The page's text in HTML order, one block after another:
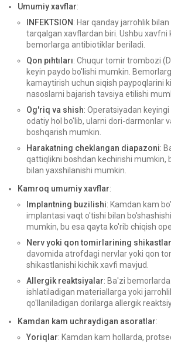
Umumiy xavflar:
INFEKTSION: Har qanday jarrohlik
tarqalgan xavflardan biri. Ushbu xavfni
bemorlarga antibiotiklar beriladi.
Qon pıhtıları: Chuqur tomir trombozi
keyin paydo bo'lishi mumkin.
kamaytirish uchun siqish paypoqlarini
nasoslarni bajarish tavsiya etilishi
Og'riq va shish: Operatsiyadan
odatiy hol bo'lib, ularni dori-darmonlar
boshqarish mumkin.
Harakatning cheklangan diapazoni:
qattiqlikni boshdan kechirishi mumkin,
bilan yaxshilanishi mumkin.
Kamroq umumiy xavflar:
Implantning buzilishi: Kamdan kam
implantasi vaqt o'tishi bilan
mumkin, bu esa qayta ko'rib chiqish
Nerv yoki qon tomirlarining
davomida atrofdagi nervlar yoki qon
shikastlanishi kichik xavfi mavjud.
Allergik reaktsiyalar: Ba'zi
ishlatiladigan materiallarga yoki
qo'llaniladigan dorilarga allergik
Kamdan kam uchraydigan asoratlar:
Yoriqlar: Kamdan kam hollarda,